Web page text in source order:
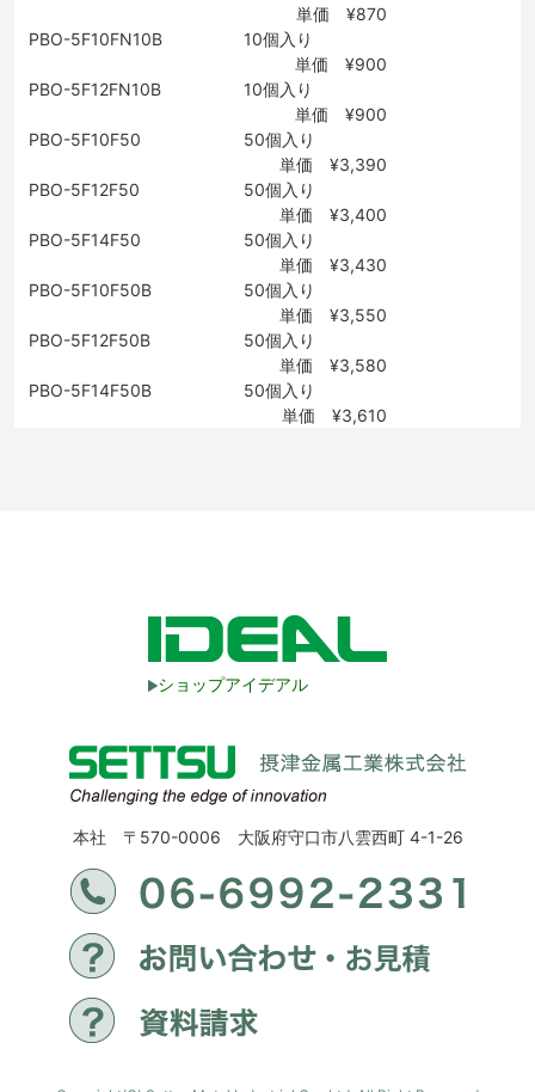
単価 ¥870
PBO-5F10FN10B
10個入り
単価 ¥900
PBO-5F12FN10B
10個入り
単価 ¥900
PBO-5F10F50
50個入り
単価 ¥3,390
PBO-5F12F50
50個入り
単価 ¥3,400
PBO-5F14F50
50個入り
単価 ¥3,430
PBO-5F10F50B
50個入り
単価 ¥3,550
PBO-5F12F50B
50個入り
単価 ¥3,580
PBO-5F14F50B
50個入り
単価 ¥3,610
ショップアイデアル
本社 〒570-0006 大阪府守口市八雲西町 4-1-26